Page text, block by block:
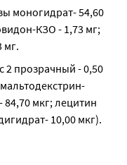
моногидрат- 54,60
КЗО - 1,73 мг;
мг.
2 прозрачный - 0,50
84,70 мкг; лецитин
10,00 мкг).